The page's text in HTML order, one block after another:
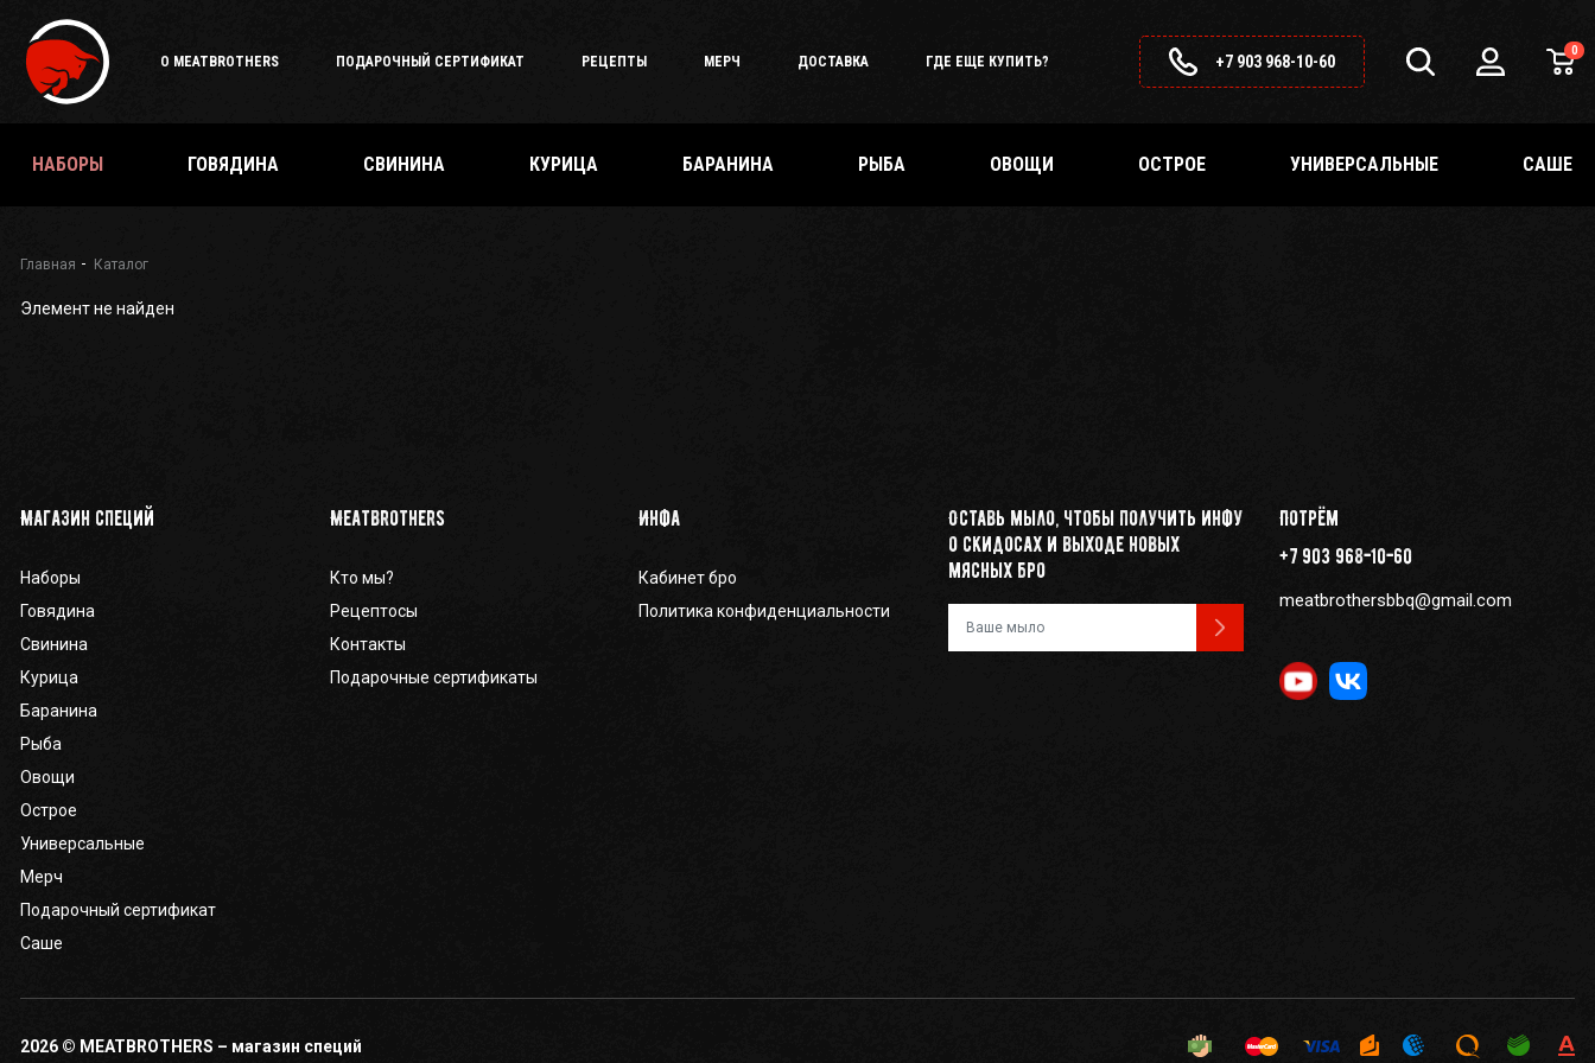
О MEATBROTHERS ПОДАРОЧНЫЙ СЕРТИФИКАТ РЕЦЕПТЫ МЕРЧ ДОСТАВКА ГДЕ ЕЩЕ КУПИТЬ? +7 903 968-10-60
0
НАБОРЫ ГОВЯДИНА СВИНИНА КУРИЦА БАРАНИНА РЫБА ОВОЩИ ОСТРОЕ УНИВЕРСАЛЬНЫЕ САШЕ
Подарочный
сертификат
Каталог
специй
О
Кабинет
бро
Корзина
Главная Каталог
Элемент не найден
Магазин специй
Наборы
Говядина
Свинина
Курица
Баранина
Рыба
Овощи
Острое
Универсальные
Мерч
Подарочный сертификат
Саше
Meatbrothers
Кто мы?
Рецептосы
Контакты
Подарочные сертификаты
Инфа
Кабинет бро
Политика конфиденциальности
Оставь мыло, чтобы получить инфу
о скидосах и выходе новых
мясных бро
Потрём
+7 903 968-10-60
meatbrothersbbq@gmail.com
2026 © MEATBROTHERS – магазин специй